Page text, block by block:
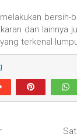
bersih-
dan lainnya
terkenal